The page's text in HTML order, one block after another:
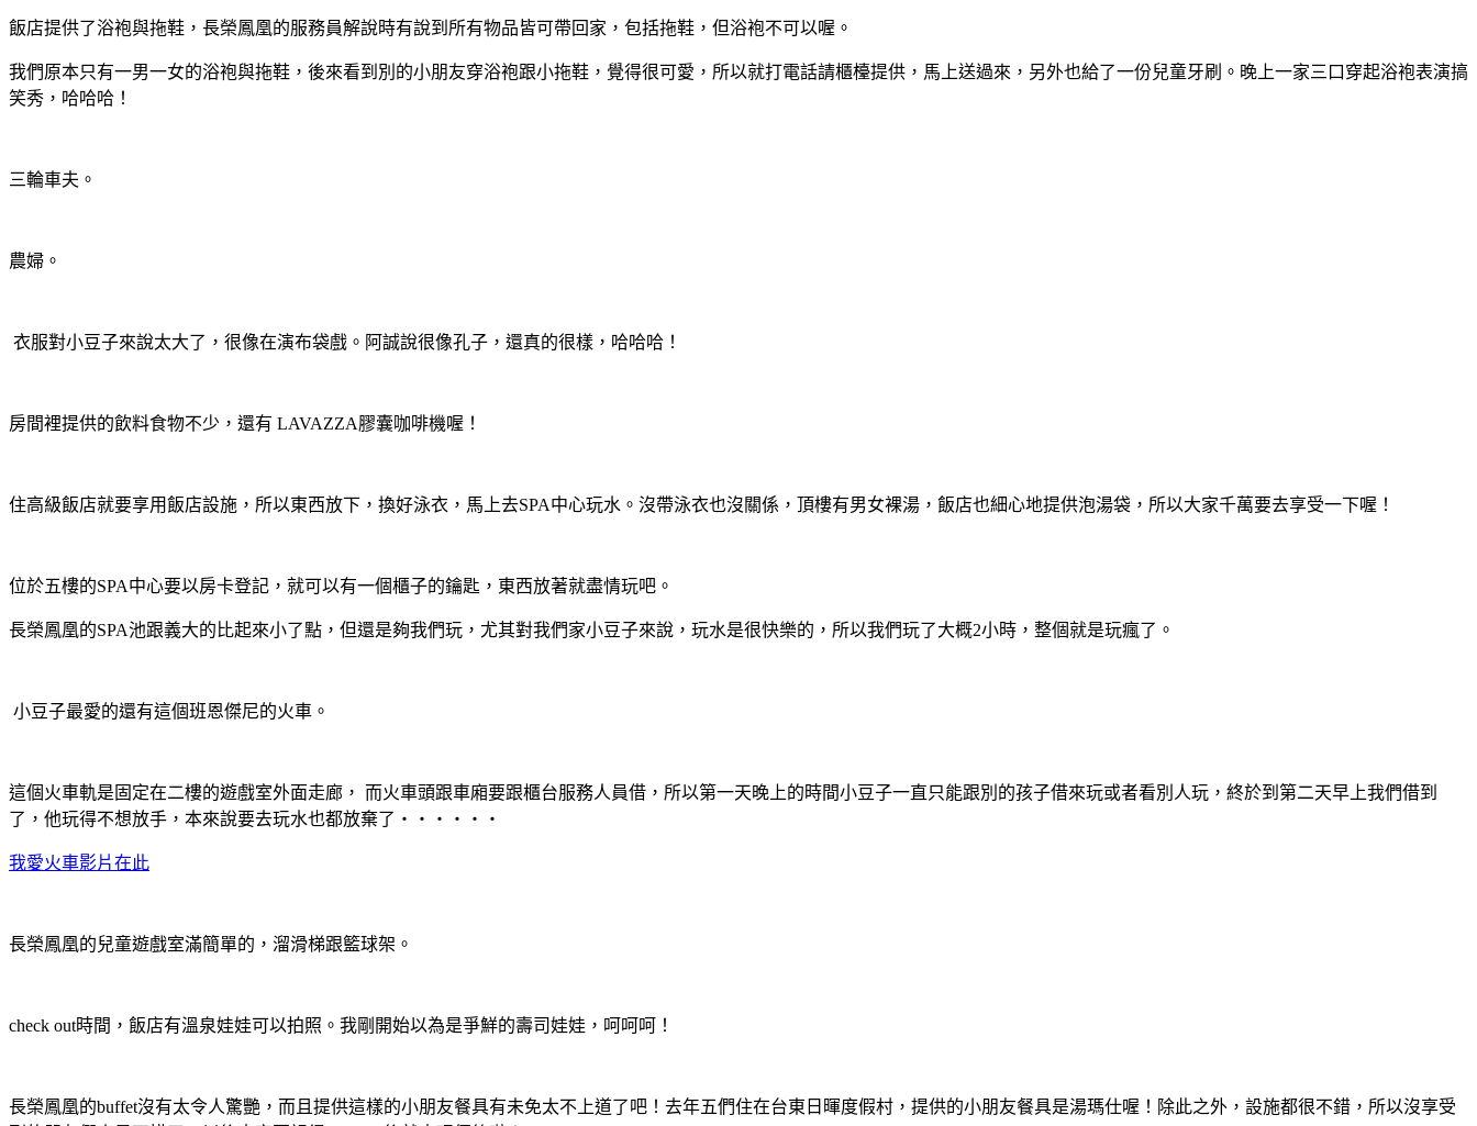
飯店提供了浴袍與拖鞋，長榮鳳凰的服務員解說時有說到所有物品皆可帶回家，包括拖鞋，但浴袍不可以喔。
我們原本只有一男一女的浴袍與拖鞋，後來看到別的小朋友穿浴袍跟小拖鞋，覺得很可愛，所以就打電話請櫃檯提供，馬上送過來，另外也給了一份兒童牙刷。晚上一家三口穿起浴袍表演搞
笑秀，哈哈哈！
三輪車夫。
農婦。
衣服對小豆子來說太大了，很像在演布袋戲。阿誠說很像孔子，還真的很樣，哈哈哈！
房間裡提供的飲料食物不少，還有 LAVAZZA膠囊咖啡機喔！
住高級飯店就要享用飯店設施，所以東西放下，換好泳衣，馬上去SPA中心玩水。沒帶泳衣也沒關係，頂樓有男女裸湯，飯店也細心地提供泡湯袋，所以大家千萬要去享受一下喔！
位於五樓的SPA中心要以房卡登記，就可以有一個櫃子的鑰匙，東西放著就盡情玩吧。
長榮鳳凰的SPA池跟義大的比起來小了點，但還是夠我們玩，尤其對我們家小豆子來說，玩水是很快樂的，所以我們玩了大概2小時，整個就是玩瘋了。
小豆子最愛的還有這個班恩傑尼的火車。
這個火車軌是固定在二樓的遊戲室外面走廊， 而火車頭跟車廂要跟櫃台服務人員借，所以第一天晚上的時間小豆子一直只能跟別的孩子借來玩或者看別人玩，終於到第二天早上我們借到
了，他玩得不想放手，本來說要去玩水也都放棄了‧‧‧‧‧‧
我愛火車影片在此
長榮鳳凰的兒童遊戲室滿簡單的，溜滑梯跟籃球架。
check out時間，飯店有溫泉娃娃可以拍照。我剛開始以為是爭鮮的壽司娃娃，呵呵呵！
長榮鳳凰的buffet沒有太令人驚艷，而且提供這樣的小朋友餐具有未免太不上道了吧！去年五們住在台東日暉度假村，提供的小朋友餐具是湯瑪仕喔！除此之外，設施都很不錯，所以沒享受